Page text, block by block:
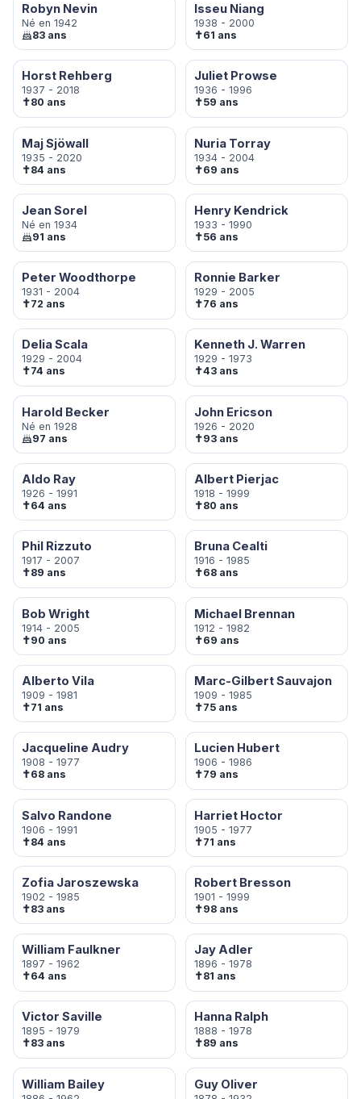
Robyn Nevin
Né en 1942
83 ans
Isseu Niang
1938 - 2000
✝61 ans
Horst Rehberg
1937 - 2018
✝80 ans
Juliet Prowse
1936 - 1996
✝59 ans
Maj Sjöwall
1935 - 2020
✝84 ans
Nuria Torray
1934 - 2004
✝69 ans
Jean Sorel
Né en 1934
91 ans
Henry Kendrick
1933 - 1990
✝56 ans
Peter Woodthorpe
1931 - 2004
✝72 ans
Ronnie Barker
1929 - 2005
✝76 ans
Delia Scala
1929 - 2004
✝74 ans
Kenneth J. Warren
1929 - 1973
✝43 ans
Harold Becker
Né en 1928
97 ans
John Ericson
1926 - 2020
✝93 ans
Aldo Ray
1926 - 1991
✝64 ans
Albert Pierjac
1918 - 1999
✝80 ans
Phil Rizzuto
1917 - 2007
✝89 ans
Bruna Cealti
1916 - 1985
✝68 ans
Bob Wright
1914 - 2005
✝90 ans
Michael Brennan
1912 - 1982
✝69 ans
Alberto Vila
1909 - 1981
✝71 ans
Marc-Gilbert Sauvajon
1909 - 1985
✝75 ans
Jacqueline Audry
1908 - 1977
✝68 ans
Lucien Hubert
1906 - 1986
✝79 ans
Salvo Randone
1906 - 1991
✝84 ans
Harriet Hoctor
1905 - 1977
✝71 ans
Zofia Jaroszewska
1902 - 1985
✝83 ans
Robert Bresson
1901 - 1999
✝98 ans
William Faulkner
1897 - 1962
✝64 ans
Jay Adler
1896 - 1978
✝81 ans
Victor Saville
1895 - 1979
✝83 ans
Hanna Ralph
1888 - 1978
✝89 ans
William Bailey Guy Oliver